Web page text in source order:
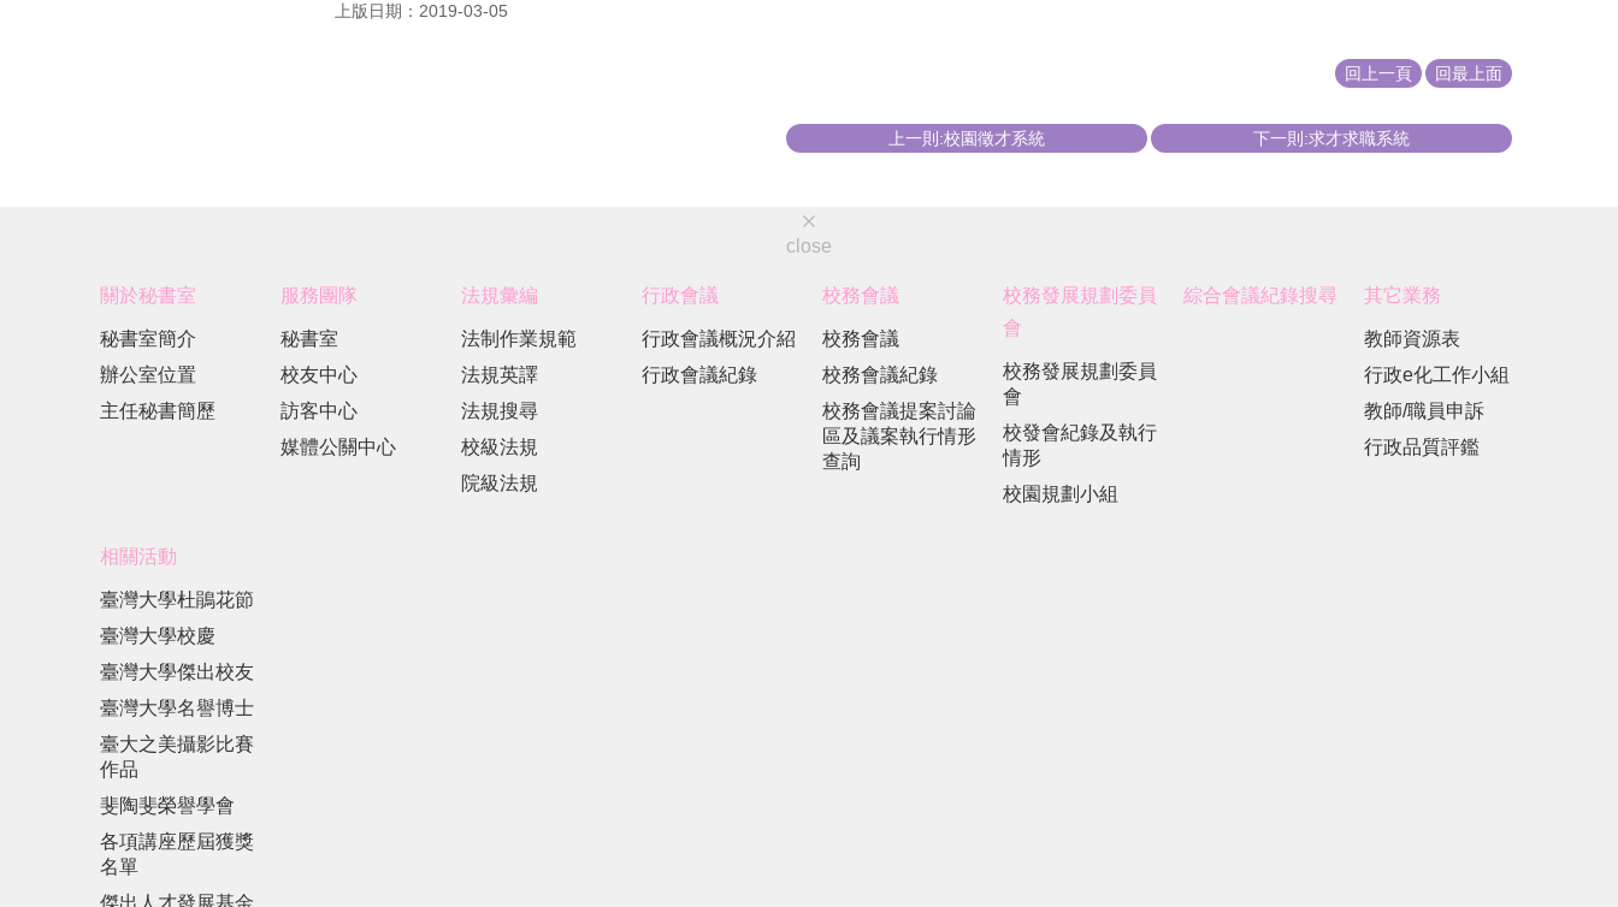
上版日期：2019-03-05
回上一頁 回最上面
上一則:校園徵才系統 下一則:求才求職系統
close
關於秘書室
秘書室簡介
辦公室位置
主任秘書簡歷
服務團隊
秘書室
校友中心
訪客中心
媒體公關中心
法規彙編
法制作業規範
法規英譯
法規搜尋
校級法規
院級法規
行政會議
行政會議概況介紹
行政會議紀錄
校務會議
校務會議
校務會議紀錄
校務會議提案討論
區及議案執行情形
查詢
校務發展規劃委員
會
校務發展規劃委員
會
校發會紀錄及執行
情形
校園規劃小組
綜合會議紀錄搜尋 其它業務
教師資源表
行政e化工作小組
教師/職員申訴
行政品質評鑑
相關活動
臺灣大學杜鵑花節
臺灣大學校慶
臺灣大學傑出校友
臺灣大學名譽博士
臺大之美攝影比賽
作品
斐陶斐榮譽學會
各項講座歷屆獲獎
名單